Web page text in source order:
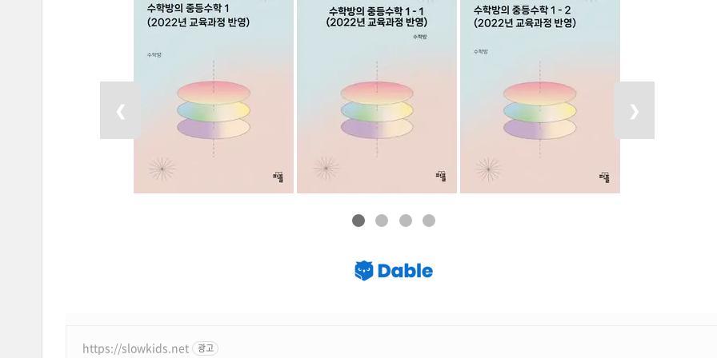
❮ 이전 목록 보기 ❯
https://slowkids.net 광고